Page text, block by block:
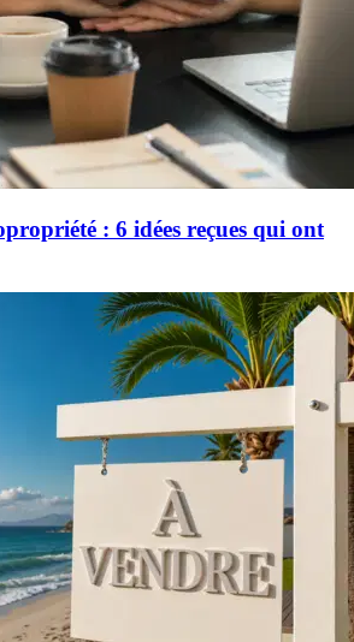
: 6 idées reçues qui ont